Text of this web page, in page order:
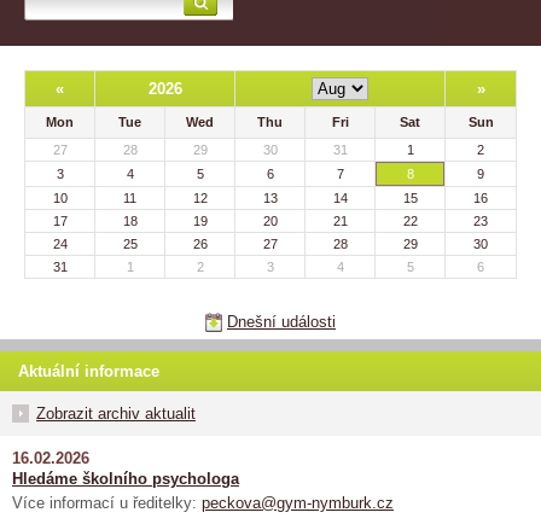
« 2026 »
Mon Tue Wed Thu Fri Sat
Sun
27
28 29 30 31 1
2
3
4 5 6 7 8
9
10
11 12 13 14 15
16
17
18 19 20 21 22
23
24
25 26 27 28 29
30
31
1 2 3 4 5 6
Dnešní události
Aktuální informace
Zobrazit archiv aktualit
16.02.2026
Hledáme školního psychologa
Více informací u ředitelky: peckova@gym-nymburk.cz